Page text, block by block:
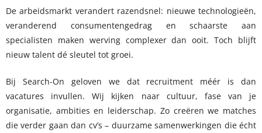
De arbeidsmarkt verandert razendsnel: nieuwe technologieën,
veranderend consumentengedrag en schaarste aan
specialisten maken werving complexer dan ooit. Toch blijft
nieuw talent dé sleutel tot groei.
Bij Search-On geloven we dat recruitment méér is dan
vacatures invullen. Wij kijken naar cultuur, fase van je
organisatie, ambities en leiderschap. Zo creëren we matches
die verder gaan dan cv’s – duurzame samenwerkingen die écht